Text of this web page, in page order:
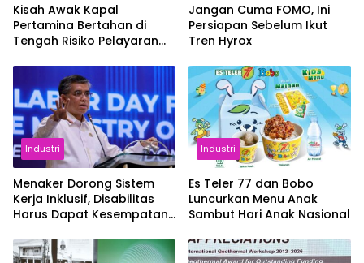
Kisah Awak Kapal
Pertamina Bertahan di
Tengah Risiko Pelayaran
Jangan Cuma FOMO, Ini
Persiapan Sebelum Ikut
Tren Hyrox
Industri
Menaker Dorong Sistem
Kerja Inklusif, Disabilitas
Harus Dapat Kesempatan
Industri
Es Teler 77 dan Bobo
Luncurkan Menu Anak
Sambut Hari Anak Nasional